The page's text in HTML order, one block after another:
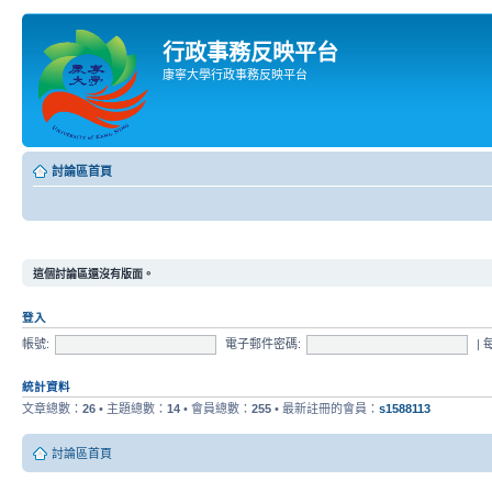
行政事務反映平台
康寧大學行政事務反映平台
討論區首頁
這個討論區還沒有版面。
登入
帳號:
電子郵件密碼: |
統計資料
文章總數： 26 • 主題總數： 14 • 會員總數： 255 • 最新註冊的會員： s1588113
討論區首頁